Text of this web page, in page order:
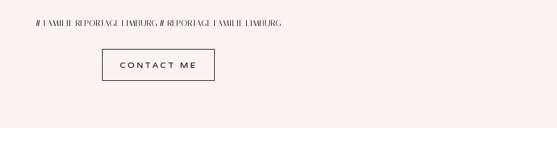
# FAMILIE REPORTAGE LIMBURG # REPORTAGE FAMILIE LIMBURG
CONTACT ME